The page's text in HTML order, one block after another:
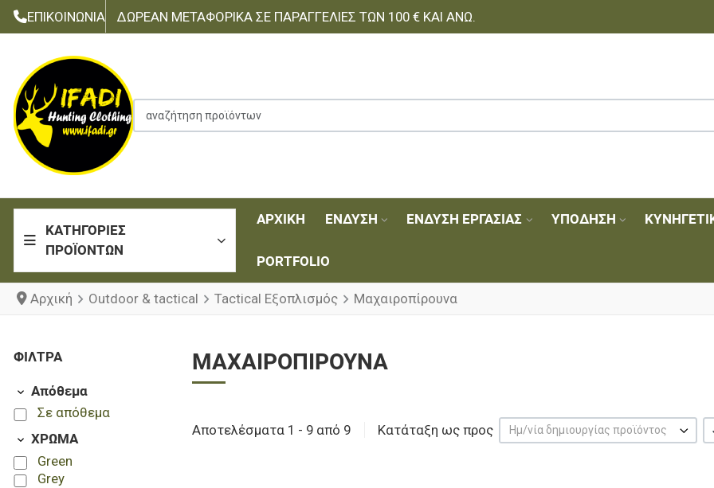
ΕΠΙΚΟΙΝΩΝΊΑ ΔΩΡΕΆΝ ΜΕΤΑΦΟΡΙΚΆ ΣΕ ΠΑΡΑΓΓΕΛΊΕΣ ΤΩΝ 100 € ΚΑΙ ΆΝΩ.
αναζήτηση προϊόντων
ΚΑΤΗΓΟΡΊΕΣ
ΠΡΟΪΌΝΤΩΝ
ΑΡΧΙΚΉ ΈΝΔΥΣΗ ΈΝΔΥΣΗ ΕΡΓΑΣΊΑΣ ΥΠΌΔΗΣΗ
PORTFOLIO
Αρχική Outdoor & tactical Tactical Εξοπλισμός Μαχαιροπίρουνα
ΦΊΛΤΡΑ
Απόθεμα
Σε απόθεμα
ΧΡΩΜΑ
Green
Grey
ΜΑΧΑΙΡΟΠΊΡΟΥΝΑ
Αποτελέσματα 1 - 9 από 9 Κατάταξη ως προς Ημ/νία δημιουργίας προϊόντος